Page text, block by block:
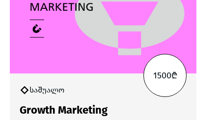
როგორ ეძებს AI ინფორმაციას და როგორ
აგენერირებს პასუხებს. როგორ
კითხულობენ ბოტები თქვენს საიტს და
როგორ ყალიბდება თქვენი ბრენდი AI-
საშუალო
1500₾
Growth Marketing